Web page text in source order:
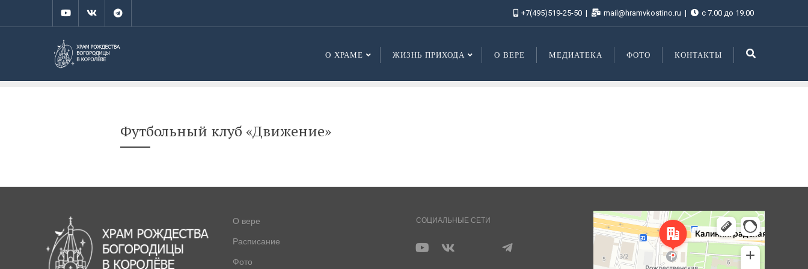
+7(495)519-25-50 mail@hramvkostino.ru с 7.00 до 19.00
О ХРАМЕ ЖИЗНЬ ПРИХОДА О ВЕРЕ МЕДИАТЕКА ФОТО КОНТАКТЫ
Футбольный клуб «Движение»
О вере
Расписание
Фото
СОЦИАЛЬНЫЕ СЕТИ
Королёв
Яндекс Карты — транспорт, навигация, поиск мест